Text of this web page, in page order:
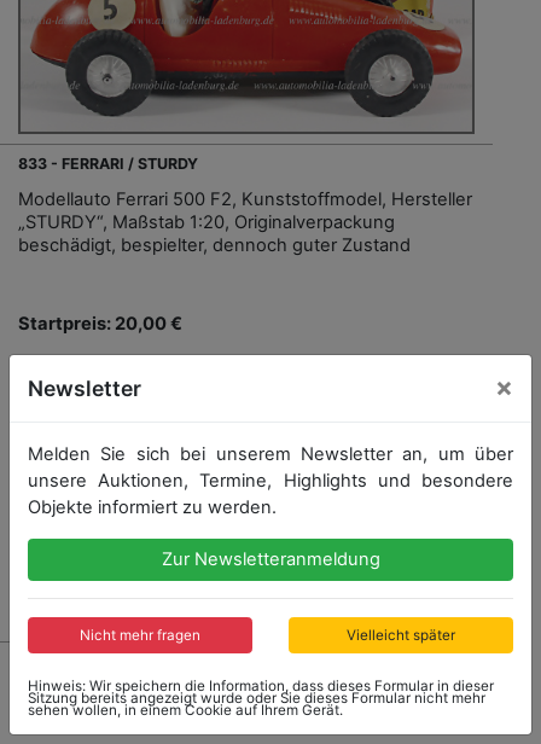
833 - FERRARI / STURDY
Modellauto Ferrari 500 F2, Kunststoffmodel, Hersteller
„STURDY“, Maßstab 1:20, Originalverpackung
beschädigt, bespielter, dennoch guter Zustand
Startpreis: 20,00 €
Startpreis
Endet: 12.02.2022 16:18:40
Newsletter ×
Melden Sie sich bei unserem Newsletter an, um über
unsere Auktionen, Termine, Highlights und besondere
Objekte informiert zu werden.
Zur Newsletteranmeldung
Nicht mehr fragen Vielleicht später
Hinweis: Wir speichern die Information, dass dieses Formular in dieser
Sitzung bereits angezeigt wurde oder Sie dieses Formular nicht mehr
sehen wollen, in einem Cookie auf Ihrem Gerät.